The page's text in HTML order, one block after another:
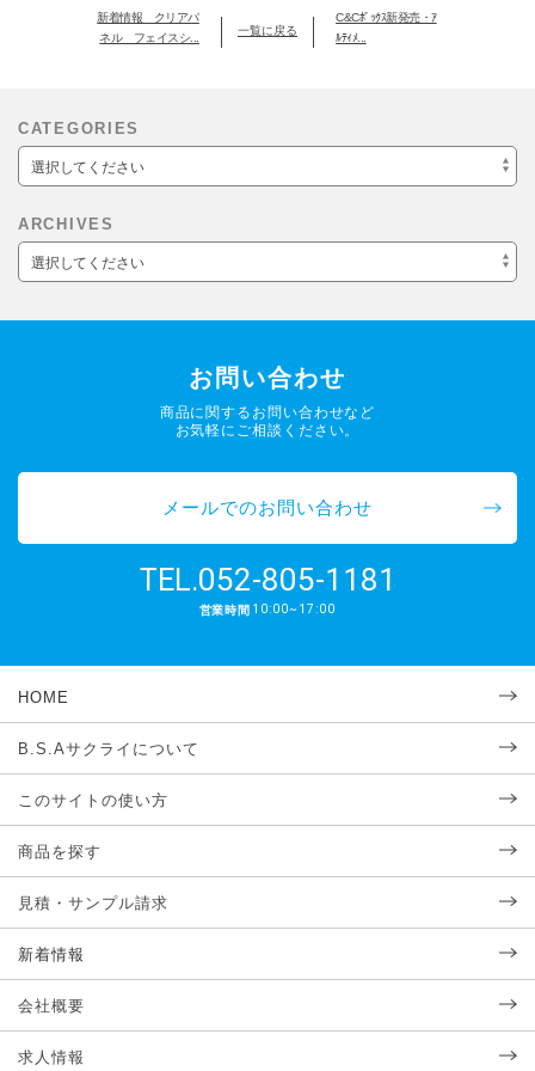
新着情報 クリアパ
ネル フェイスシ...
一覧に戻る
C&Cﾎﾞｯｸｽ新発売・ｱ
ﾙﾃｨﾒ...
CATEGORIES
選択してください
ARCHIVES
選択してください
お問い合わせ
商品に関するお問い合わせなど
お気軽にご相談ください。
メールでのお問い合わせ
TEL.052-805-1181
営業時間 10:00~17:00
HOME
B.S.Aサクライについて
このサイトの使い方
商品を探す
見積・サンプル請求
新着情報
会社概要
求人情報